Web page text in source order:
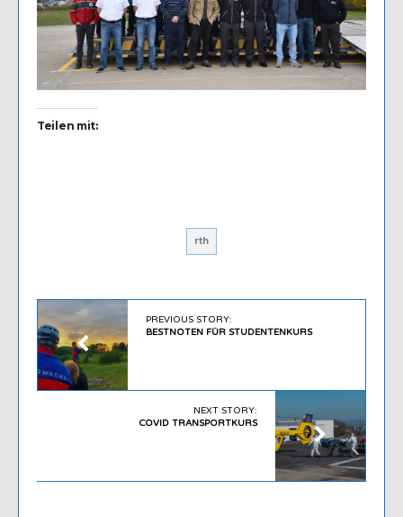
Teilen mit:
rth
PREVIOUS STORY:
BESTNOTEN FÜR STUDENTENKURS
NEXT STORY:
COVID TRANSPORTKURS